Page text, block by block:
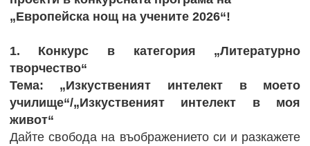
„Европейска нощ на учените 2026“!
1. Конкурс в категория „Литературно
творчество“
Тема: „Изкуственият интелект в моето
училище“/„Изкуственият интелект в моя
живот“
Дайте свобода на въображението си и разкажете